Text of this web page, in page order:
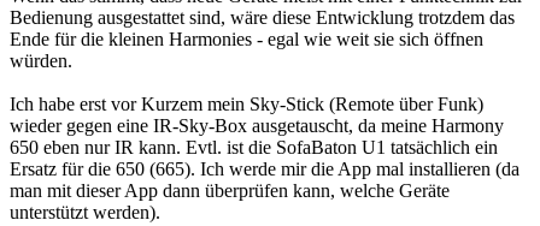
Bedienung ausgestattet sind, wäre diese Entwicklung trotzdem das
Ende für die kleinen Harmonies - egal wie weit sie sich öffnen
würden.
Ich habe erst vor Kurzem mein Sky-Stick (Remote über Funk)
wieder gegen eine IR-Sky-Box ausgetauscht, da meine Harmony
650 eben nur IR kann. Evtl. ist die SofaBaton U1 tatsächlich ein
Ersatz für die 650 (665). Ich werde mir die App mal installieren (da
man mit dieser App dann überprüfen kann, welche Geräte
unterstützt werden).